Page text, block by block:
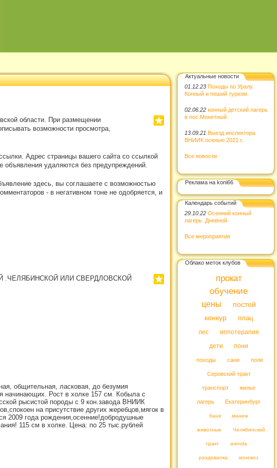
области. При размещении
возможности просмотра,
Адрес страницы вашего сайта со ссылкой
объявления удаляются без предупреждений.
здесь, вы соглашаете с возможностью
- в негативном тоне не одобряется, и
.ЧЕЛЯБИНСКОЙ ИЛИ СВЕРДЛОВСКОЙ
общительная, ласковая, до безумия
начинающих. Рост в холке 157 см. Кобыла с
рысистой породы с 9 кон.завода ВНИИК
на присутствие других жеребцов,мягок в
2009 года рождения,осенние!добродушные
115 см в холке. Цена: по 25 тыс.рублей
Актуальные новости
01.12.23 Походы по Уралу.
Конный и пеший туризм.
02.06.22 конный детский лагерь
в пос.Монетный.
13.09.21 Выезд инспектора
ВНИИК осенью 2021 г.
Все новости
Реклама на koni66
Календарь событий
29.10.22 Осенний конный
лагерь. Дневной.
Все мероприятия
Облако меток клубов
прокат
обучение
цены
постой
конкур
плац
лес
иппотерапия
дети
пони
походы сани поле
Серовский тракт
транспорт жилье
лагерь Екатеринбург
баня манеж
животные Челябинский
тракт arenda
раздевалка коневоз